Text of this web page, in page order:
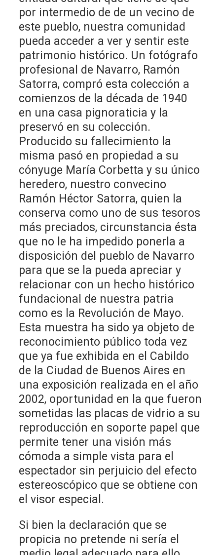
por intermedio de de un vecino de
este pueblo, nuestra comunidad
pueda acceder a ver y sentir este
patrimonio histórico. Un fotógrafo
profesional de Navarro, Ramón
Satorra, compró esta colección a
comienzos de la década de 1940
en una casa pignoraticia y la
preservó en su colección.
Producido su fallecimiento la
misma pasó en propiedad a su
cónyuge María Corbetta y su único
heredero, nuestro convecino
Ramón Héctor Satorra, quien la
conserva como uno de sus tesoros
más preciados, circunstancia ésta
que no le ha impedido ponerla a
disposición del pueblo de Navarro
para que se la pueda apreciar y
relacionar con un hecho histórico
fundacional de nuestra patria
como es la Revolución de Mayo.
Esta muestra ha sido ya objeto de
reconocimiento público toda vez
que ya fue exhibida en el Cabildo
de la Ciudad de Buenos Aires en
una exposición realizada en el año
2002, oportunidad en la que fueron
sometidas las placas de vidrio a su
reproducción en soporte papel que
permite tener una visión más
cómoda a simple vista para el
espectador sin perjuicio del efecto
estereoscópico que se obtiene con
el visor especial.
Si bien la declaración que se
propicia no pretende ni sería el